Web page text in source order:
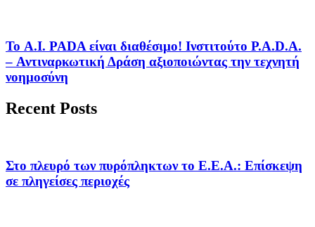
Το A.I. PADA είναι διαθέσιμο! Ινστιτούτο P.A.D.A.
– Αντιναρκωτική Δράση αξιοποιώντας την τεχνητή
νοημοσύνη
Recent Posts
Στο πλευρό των πυρόπληκτων το Ε.Ε.Α.: Επίσκεψη
σε πληγείσες περιοχές